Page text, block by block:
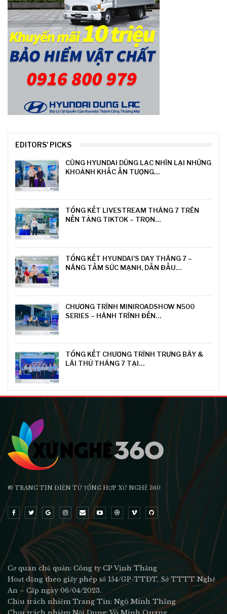
EDITORS' PICKS
CÙNG HYUNDAI DŨNG LẠC NHÌN LẠI NHỮNG
KHOẢNH KHẮC ẤN TƯỢNG…
TỔNG KẾT LIVESTREAM THÁNG 7 TRÊN
NỀN TẢNG TIKTOK – TRỌN…
TỔNG KẾT HYUNDAI’S DAY THÁNG 7 –
NÂNG TẦM SỨC MẠNH, DẪN ĐẦU…
CHƯƠNG TRÌNH MINIROADSHOW N500
SERIES – HÀNH TRÌNH ĐẾN…
TỔNG KẾT CHƯƠNG TRÌNH TRƯNG BÀY &
LÁI THỬ THÁNG 7 TẠI…
® TRANG TIN ĐIỆN TỬ ТỔNG HỢP XỨ NGHỆ 360
Cơ quan chủ quản: Công ty CP Vinh Thắng
Hoạt động theo giấy phép số 154/GP-TTĐT, Sở TTTT Nghệ
An – Cấp ngày 06/04/2023.
Chịu trách nhiệm Trang Tin: Ngô Minh Thắng